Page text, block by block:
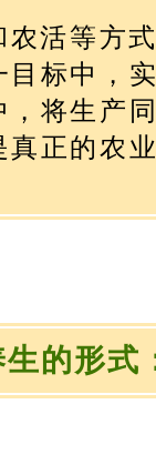
活等方
标中，
，将生产
正的农
生的形式